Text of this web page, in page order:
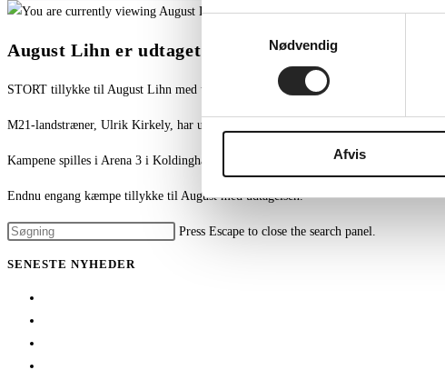
Nødvendig
Afvis
August Lihn er udtaget til M21-landsholdet
STORT tillykke til August Lihn med udtagelsen til M21-landsholdet!
M21-landstræner, Ulrik Kirkely, har udtaget sin trup, som skal til samling og
Kampene spilles i Arena 3 i Koldinghallen den 7/11 kl. 18.00 og den 9/11 kl. 11.00.
Endnu engang kæmpe tillykke til August med udtagelsen.
Press Escape to close the search panel.
SENESTE NYHEDER